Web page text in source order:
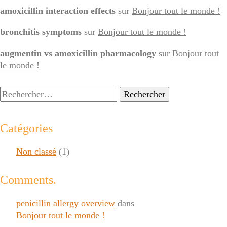
amoxicillin interaction effects sur Bonjour tout le monde !
bronchitis symptoms sur Bonjour tout le monde !
augmentin vs amoxicillin pharmacology sur Bonjour tout
le monde !
Rechercher :
Catégories
Non classé (1)
Comments.
penicillin allergy overview dans
Bonjour tout le monde !